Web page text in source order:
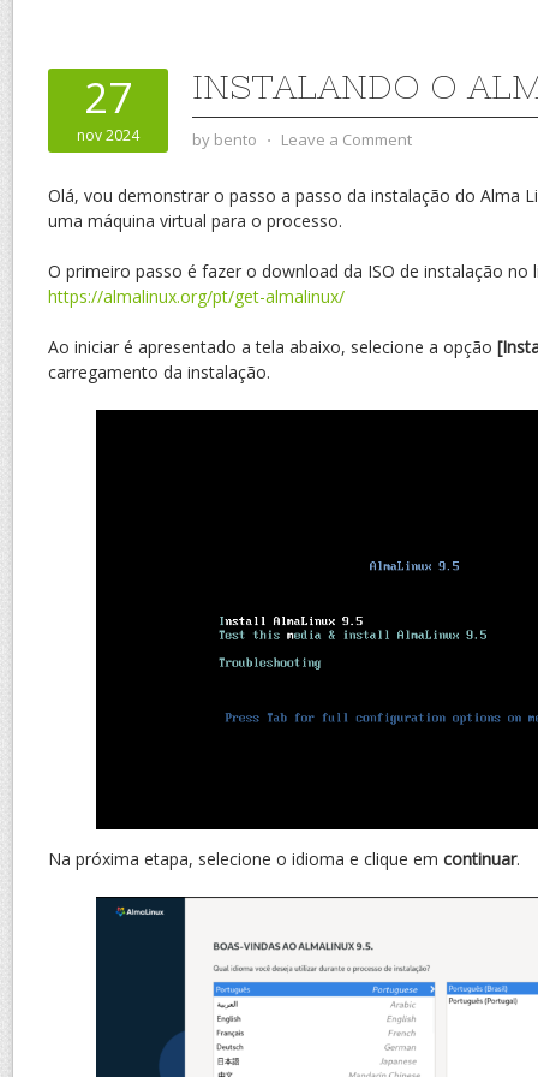
27
nov 2024
INSTALANDO O
by bento ⋅ Leave a Comment
Olá, vou demonstrar o passo a passo da instalação do Alma
uma máquina virtual para o processo.
O primeiro passo é fazer o download da ISO de instalação no
https://almalinux.org/pt/get-almalinux/
Ao iniciar é apresentado a tela abaixo, selecione a opção
carregamento da instalação.
Na próxima etapa, selecione o idioma e clique em continuar.